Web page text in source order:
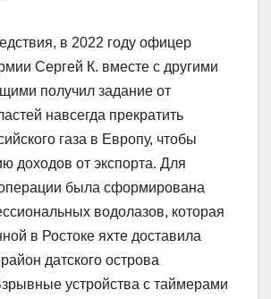
в 2022 году офицер
Сергей К. вместе с другими
получил задание от
навсегда прекратить
газа в Европу, чтобы
доходов от экспорта. Для
была сформирована
водолазов, которая
в Ростоке яхте доставила
датского острова
устройства с таймерами